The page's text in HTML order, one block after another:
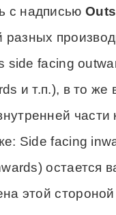
с надписью
разных
side facing
и т.п.), в то же
части
Side facing
остается
этой стороной